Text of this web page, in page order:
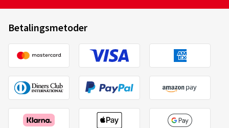
Betalingsmetoder